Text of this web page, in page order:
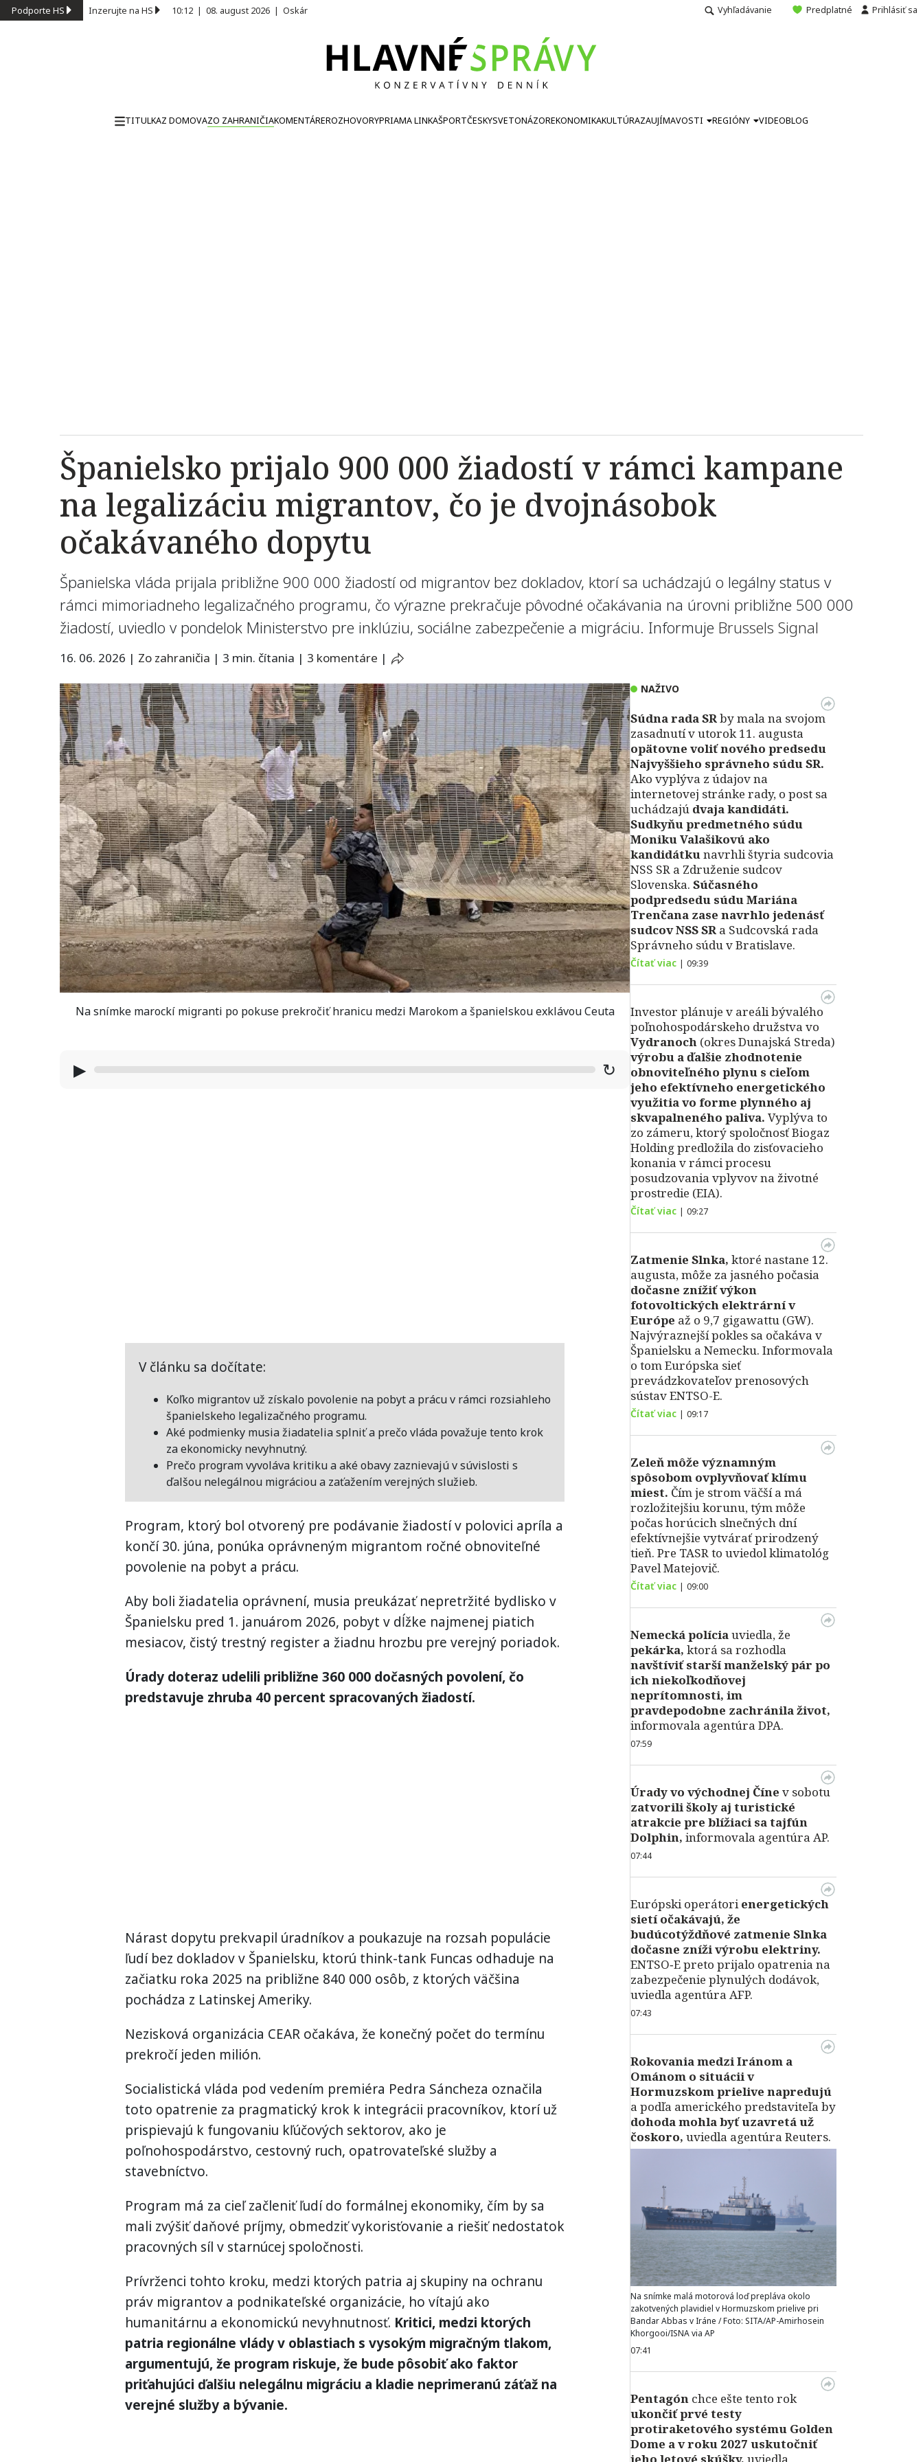
Podporte HS Inzerujte na HS 10:12 | 08. august 2026 | Oskár Vyhľadávanie Predplatné Prihlásiť sa
TITULKAZ DOMOVAZO ZAHRANIČIAKOMENTÁREROZHOVORYPRIAMA LINKAŠPORTČESKYSVETONÁZOREKONOMIKAKULTÚRAZAUJÍMAVOSTI REGIÓNY VIDEOBLOG
Španielsko prijalo 900 000 žiadostí v rámci kampane
na legalizáciu migrantov, čo je dvojnásobok
očakávaného dopytu
Španielska vláda prijala približne 900 000 žiadostí od migrantov bez dokladov, ktorí sa uchádzajú o legálny status v
rámci mimoriadneho legalizačného programu, čo výrazne prekračuje pôvodné očakávania na úrovni približne 500 000
žiadostí, uviedlo v pondelok Ministerstvo pre inklúziu, sociálne zabezpečenie a migráciu. Informuje Brussels Signal
16. 06. 2026 | Zo zahraničia | 3 min. čítania | 3 komentáre |
Na snímke marockí migranti po pokuse prekročiť hranicu medzi Marokom a španielskou exklávou Ceuta
▶ ↻
V článku sa dočítate:
Koľko migrantov už získalo povolenie na pobyt a prácu v rámci rozsiahleho
španielskeho legalizačného programu.
Aké podmienky musia žiadatelia splniť a prečo vláda považuje tento krok
za ekonomicky nevyhnutný.
Prečo program vyvoláva kritiku a aké obavy zaznievajú v súvislosti s
ďalšou nelegálnou migráciou a zaťažením verejných služieb.
Program, ktorý bol otvorený pre podávanie žiadostí v polovici apríla a
končí 30. júna, ponúka oprávneným migrantom ročné obnoviteľné
povolenie na pobyt a prácu.
Aby boli žiadatelia oprávnení, musia preukázať nepretržité bydlisko v
Španielsku pred 1. januárom 2026, pobyt v dĺžke najmenej piatich
mesiacov, čistý trestný register a žiadnu hrozbu pre verejný poriadok.
Úrady doteraz udelili približne 360 000 dočasných povolení, čo
predstavuje zhruba 40 percent spracovaných žiadostí.
Nárast dopytu prekvapil úradníkov a poukazuje na rozsah populácie
ľudí bez dokladov v Španielsku, ktorú think-tank Funcas odhaduje na
začiatku roka 2025 na približne 840 000 osôb, z ktorých väčšina
pochádza z Latinskej Ameriky.
Nezisková organizácia CEAR očakáva, že konečný počet do termínu
prekročí jeden milión.
Socialistická vláda pod vedením premiéra Pedra Sáncheza označila
toto opatrenie za pragmatický krok k integrácii pracovníkov, ktorí už
prispievajú k fungovaniu kľúčových sektorov, ako je
poľnohospodárstvo, cestovný ruch, opatrovateľské služby a
stavebníctvo.
Program má za cieľ začleniť ľudí do formálnej ekonomiky, čím by sa
mali zvýšiť daňové príjmy, obmedziť vykorisťovanie a riešiť nedostatok
pracovných síl v starnúcej spoločnosti.
Prívrženci tohto kroku, medzi ktorých patria aj skupiny na ochranu
práv migrantov a podnikateľské organizácie, ho vítajú ako
humanitárnu a ekonomickú nevyhnutnosť. Kritici, medzi ktorých
patria regionálne vlády v oblastiach s vysokým migračným tlakom,
argumentujú, že program riskuje, že bude pôsobiť ako faktor
priťahujúci ďalšiu nelegálnu migráciu a kladie neprimeranú záťaž na
verejné služby a bývanie.
NAŽIVO
Súdna rada SRby mala na svojom
zasadnutí v utorok 11. augusta
opätovne voliť nového predsedu
Najvyššieho správneho súdu SR.
Ako vyplýva z údajov na
internetovej stránke rady, o post sa
uchádzajú dvaja kandidáti.
Sudkyňu predmetného súdu
Moniku Valašikovú ako
kandidátkunavrhli štyria sudcovia
NSS SR a Združenie sudcov
Slovenska. Súčasného
podpredsedu súdu Mariána
Trenčana zase navrhlo jedenásť
sudcov NSS SR a Sudcovská rada
Správneho súdu v Bratislave.
Čítať viac | 09:39
Investor plánuje v areáli bývalého
poľnohospodárskeho družstva vo
Vydranoch (okres Dunajská Streda)
výrobu a ďalšie zhodnotenie
obnoviteľného plynu s cieľom
jeho efektívneho energetického
využitia vo forme plynného aj
skvapalneného paliva. Vyplýva to
zo zámeru, ktorý spoločnosť Biogaz
Holding predložila do zisťovacieho
konania v rámci procesu
posudzovania vplyvov na životné
prostredie (EIA).
Čítať viac | 09:27
Zatmenie Slnka, ktoré nastane 12.
augusta, môže za jasného počasia
dočasne znížiť výkon
fotovoltických elektrární v
Európe až o 9,7 gigawattu (GW).
Najvýraznejší pokles sa očakáva v
Španielsku a Nemecku. Informovala
o tom Európska sieť
prevádzkovateľov prenosových
sústav ENTSO-E.
Čítať viac | 09:17
Zeleň môže významným
spôsobom ovplyvňovať klímu
miest. Čím je strom väčší a má
rozložitejšiu korunu, tým môže
počas horúcich slnečných dní
efektívnejšie vytvárať prirodzený
tieň. Pre TASR to uviedol klimatológ
Pavel Matejovič.
Čítať viac | 09:00
Nemecká políciauviedla, že
pekárka, ktorá sa rozhodla
navštíviť starší manželský pár po
ich niekoľkodňovej
neprítomnosti, im
pravdepodobne zachránila život,
informovala agentúra DPA.
07:59
Úrady vo východnej Číne v sobotu
zatvorili školy aj turistické
atrakcie pre blížiaci sa tajfún
Dolphin, informovala agentúra AP.
07:44
Európski operátorienergetických
sietí očakávajú, že
budúcotýždňové zatmenie Slnka
dočasne zníži výrobu elektriny.
ENTSO‑E preto prijalo opatrenia na
zabezpečenie plynulých dodávok,
uviedla agentúra AFP.
07:43
Rokovania medzi Iránom a
Ománom o situácii v
Hormuzskom prielive napredujú
a podľa amerického predstaviteľa by
dohoda mohla byť uzavretá už
čoskoro, uviedla agentúra Reuters.
Na snímke malá motorová loď prepláva okolo
zakotvených plavidiel v Hormuzskom prielive pri
Bandar Abbas v Iráne / Foto: SITA/AP-Amirhosein
Khorgooi/ISNA via AP
07:41
Pentagón chce ešte tento rok
ukončiť prvé testy
protiraketového systému Golden
Dome a v roku 2027 uskutočniť